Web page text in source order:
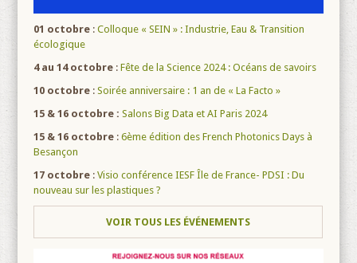
01 octobre :Colloque « SEIN » : Industrie, Eau & Transition
écologique
4 au 14 octobre :Fête de la Science 2024 : Océans de savoirs
10 octobre :Soirée anniversaire : 1 an de « La Facto »
15 & 16 octobre : Salons Big Data et AI Paris 2024
15 & 16 octobre :6ème édition des French Photonics Days à
Besançon
17 octobre :Visio conférence IESF Île de France- PDSI : Du
nouveau sur les plastiques ?
VOIR TOUS LES ÉVÉNEMENTS